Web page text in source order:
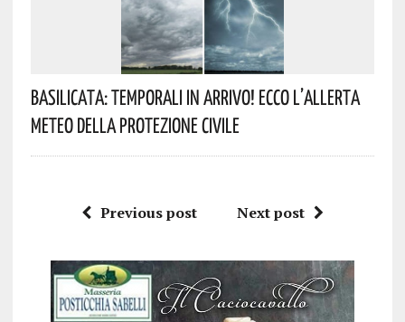
Basilicata: Temporali In Arrivo! Ecco L’allerta
Meteo Della Protezione Civile
Previous post Next post